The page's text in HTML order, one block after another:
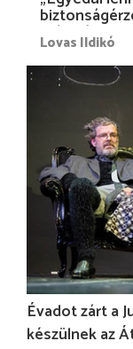
más nélkül
Lovas Ildikó
Évadot zárt a
készülnek az